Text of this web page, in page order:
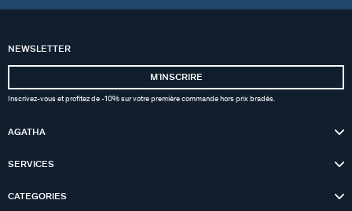
NEWSLETTER
MʼINSCRIRE
Inscrivez-vous et profitez de -10% sur votre première commande hors prix bradés.
AGATHA
SERVICES
CATEGORIES